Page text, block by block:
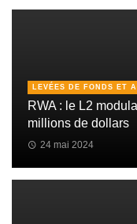
LEVÉES DE FONDS ET
RWA : le L2
millions de dollars
24 mai 2024